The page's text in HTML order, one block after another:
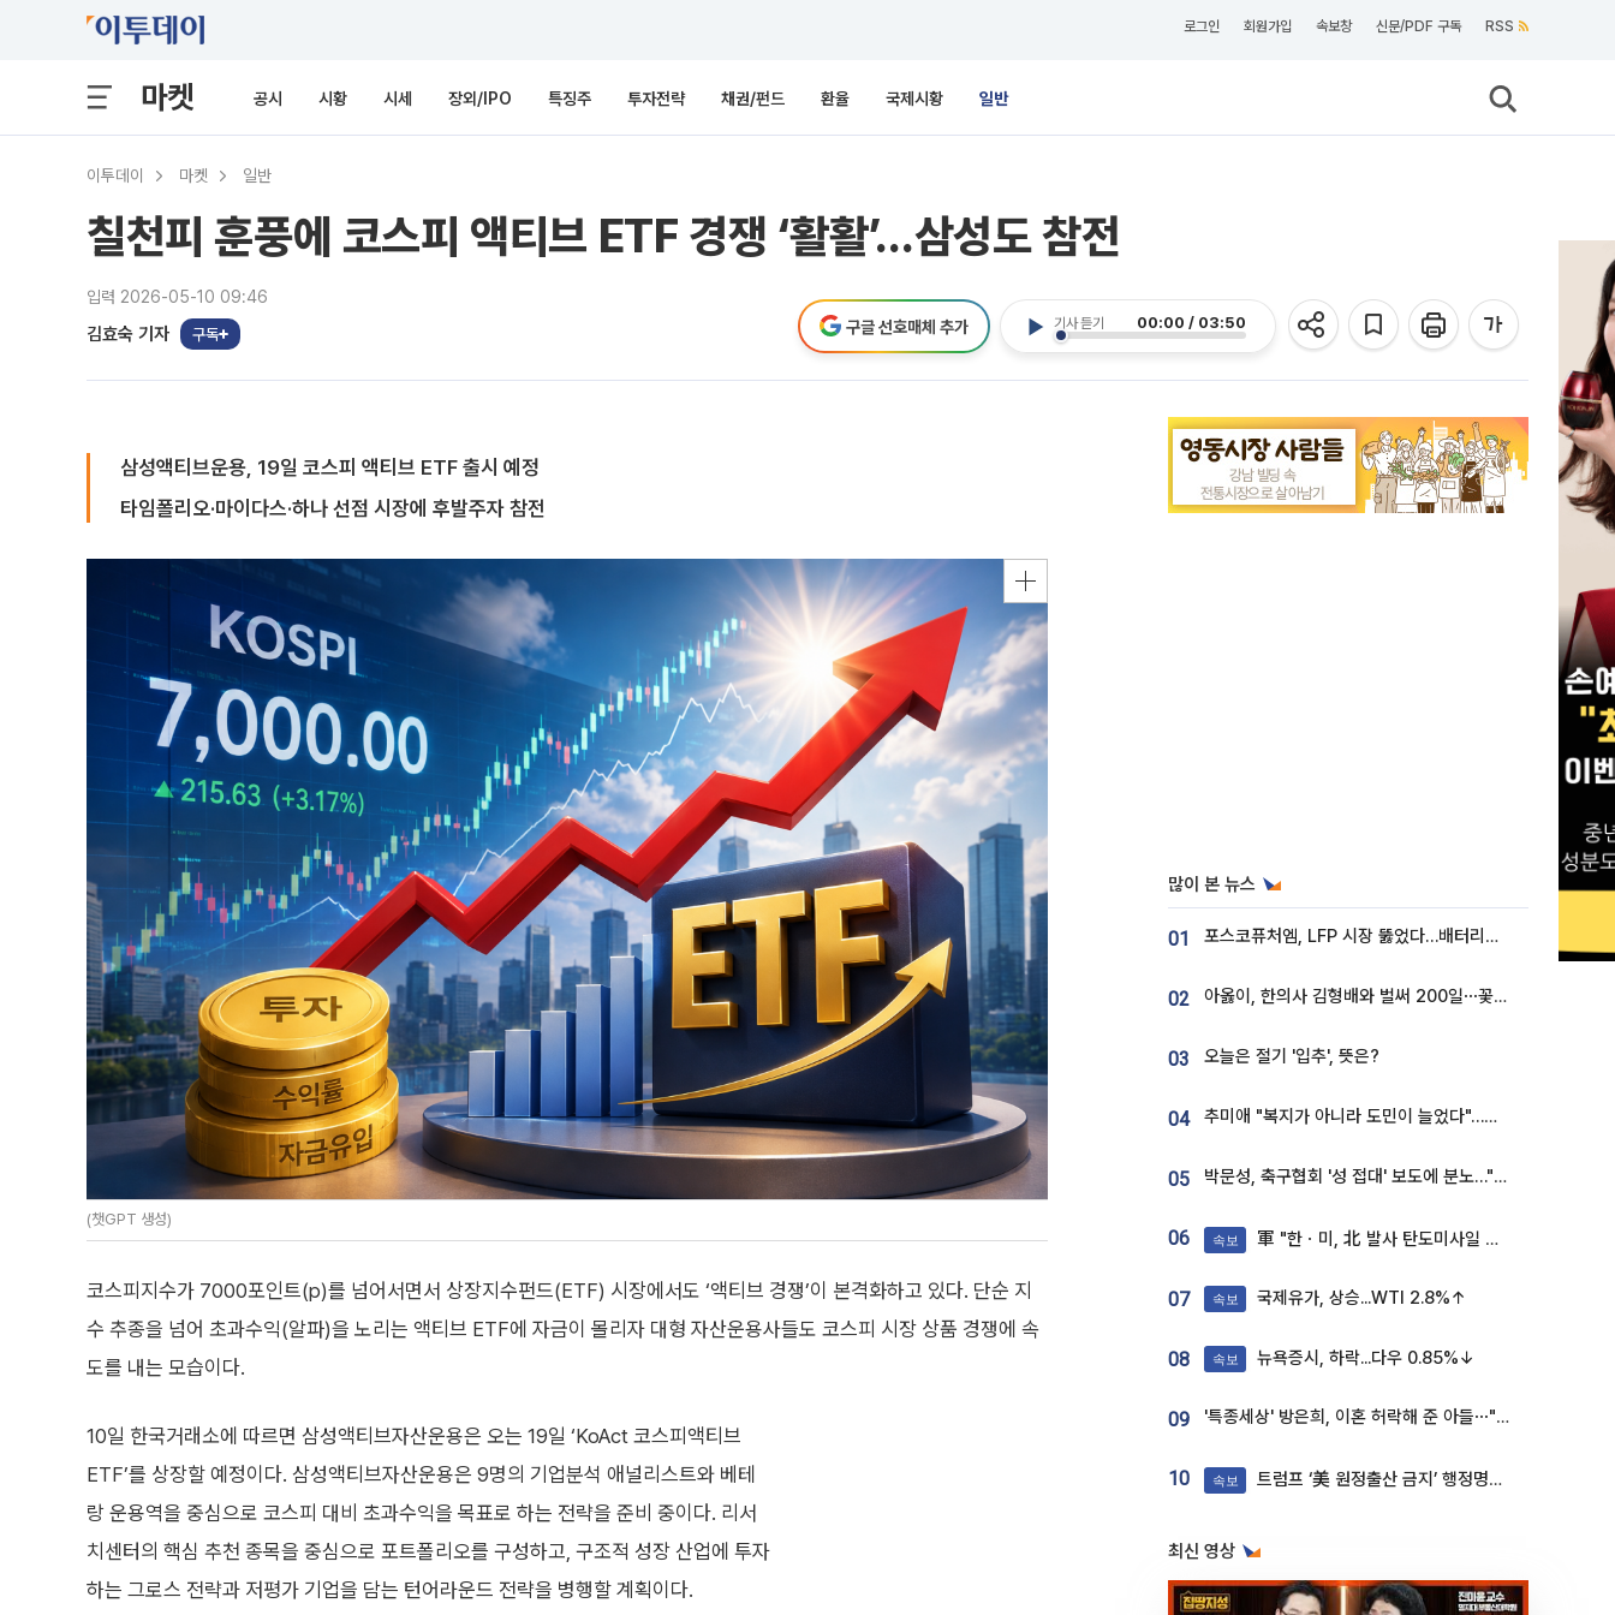
로그인 회원가입 속보창 신문/PDF 구독 RSS
마켓 공시 시황 시세 장외/IPO 특징주 투자전략 채권/펀드 환율 국제시황 일반
이투데이 마켓 일반
칠천피 훈풍에 코스피 액티브 ETF 경쟁 ‘활활’…삼성도 참전
입력 2026-05-10 09:46
김효숙 기자 구독
기사 듣기 00:00 / 03:50
구글 선호매체 추가
삼성액티브운용, 19일 코스피 액티브 ETF 출시 예정
타임폴리오·마이다스·하나 선점 시장에 후발주자 참전
(챗GPT 생성)
코스피지수가 7000포인트(p)를 넘어서면서 상장지수펀드(ETF) 시장에서도 ‘액티브 경쟁’이 본격화하고 있다. 단순 지
수 추종을 넘어 초과수익(알파)을 노리는 액티브 ETF에 자금이 몰리자 대형 자산운용사들도 코스피 시장 상품 경쟁에 속
도를 내는 모습이다.
10일 한국거래소에 따르면 삼성액티브자산운용은 오는 19일 ‘KoAct 코스피액티브
ETF’를 상장할 예정이다. 삼성액티브자산운용은 9명의 기업분석 애널리스트와 베테
랑 운용역을 중심으로 코스피 대비 초과수익을 목표로 하는 전략을 준비 중이다. 리서
치센터의 핵심 추천 종목을 중심으로 포트폴리오를 구성하고, 구조적 성장 산업에 투자
하는 그로스 전략과 저평가 기업을 담는 턴어라운드 전략을 병행할 계획이다.
많이 본 뉴스
01 포스코퓨처엠, LFP 시장 뚫었다…배터리사와 대규모 장기 공급 합의
02 아옳이, 한의사 김형배와 벌써 200일⋯꽃다발 들고 "프러포즈 아냐"
03 오늘은 절기 '입추', 뜻은?
04 추미애 "복지가 아니라 도민이 늘었다"…재정난 책임론 정면돌파
05 박문성, 축구협회 '성 접대' 보도에 분노…"다 말아먹으려고 작정했나"
06 속보 軍 "한ㆍ미, 北 발사 탄도미사일 제원 정밀분석 중"
07 속보 국제유가, 상승...WTI 2.8%↑
08 속보 뉴욕증시, 하락...다우 0.85%↓
09 '특종세상' 방은희, 이혼 허락해 준 아들⋯"너무 잘 커줬다" 오열
10 속보 트럼프 ‘美 원정출산 금지’ 행정명령 서명
최신 영상